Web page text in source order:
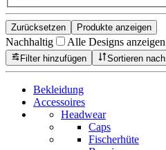
Zurücksetzen Produkte anzeigen
Nachhaltig Alle Designs anzeigen
Filter hinzufügen
Sortieren nach
Bekleidung
Accessoires
Headwear
Caps
Fischerhüte